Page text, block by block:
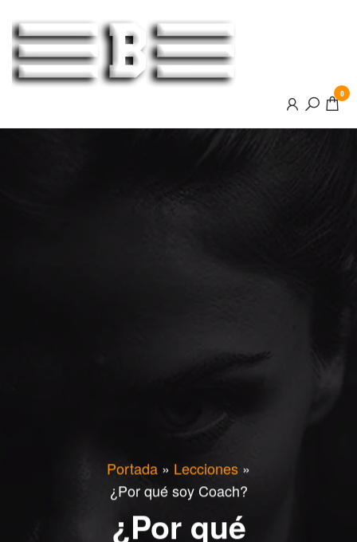
0
Portada » Lecciones »
¿Por qué soy Coach?
¿Por qué